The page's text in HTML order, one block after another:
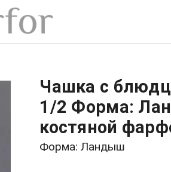
Чашка с
1/2 Форма:
костяной
Форма: Ландыш